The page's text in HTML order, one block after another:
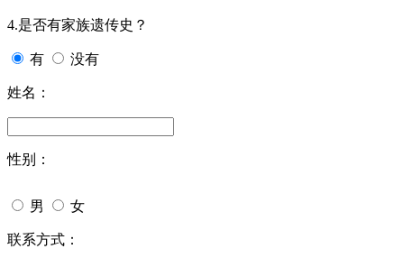
4.是否有家族遗传史？
有 没有
姓名：
性别：
男 女
联系方式：